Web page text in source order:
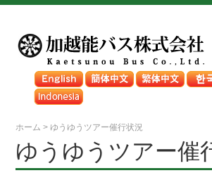
ホーム > ゆうゆうツアー催行状況
ゆうゆうツアー催